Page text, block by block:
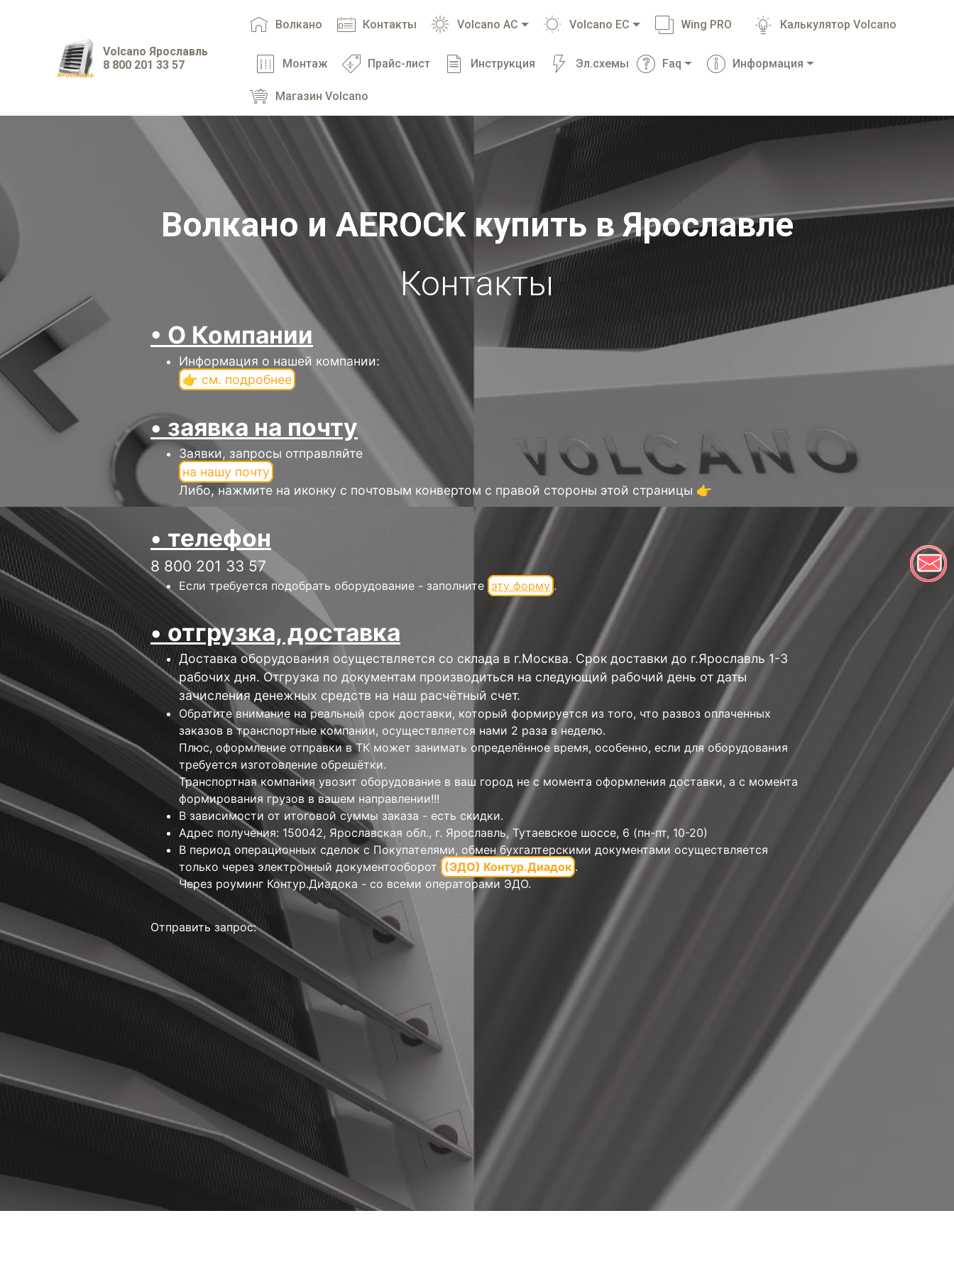
Volcano Ярославль
8 800 201 33 57
Волкано Контакты Volcano AC Volcano EC Wing PRO Калькулятор Volcano
Монтаж Прайс-лист Инструкция Эл.схемы Faq Информация
Магазин Volcano
Волкано и AEROCK купить в Ярославле
Контакты
• О Компании
Информация о нашей компании:
👉 см. подробнее
• заявка на почту
Заявки, запросы отправляйте
на нашу почту
Либо, нажмите на иконку с почтовым конвертом с правой стороны этой страницы 👉
• телефон
8 800 201 33 57
Если требуется подобрать оборудование - заполните эту форму .
• отгрузка, доставка
Доставка оборудования осуществляется со склада в г.Москва. Срок доставки до г.Ярославль 1-3
рабочих дня. Отгрузка по документам производиться на следующий рабочий день от даты
зачисления денежных средств на наш расчётный счет.
Обратите внимание на реальный срок доставки, который формируется из того, что развоз оплаченных
заказов в транспортные компании, осуществляется нами 2 раза в неделю.
Плюс, оформление отправки в ТК может занимать определённое время, особенно, если для оборудования
требуется изготовление обрешётки.
Транспортная компания увозит оборудование в ваш город не с момента оформления доставки, а с момента
формирования грузов в вашем направлении!!!
В зависимости от итоговой суммы заказа - есть скидки.
Адрес получения: 150042, Ярославская обл., г. Ярославль, Тутаевское шоссе, 6 (пн-пт, 10-20)
В период операционных сделок с Покупателями, обмен бухгалтерскими документами осуществляется
только через электронный документооборот (ЭДО) Контур.Диадок .
Через роуминг Контур.Диадока - со всеми операторами ЭДО.
Отправить запрос: